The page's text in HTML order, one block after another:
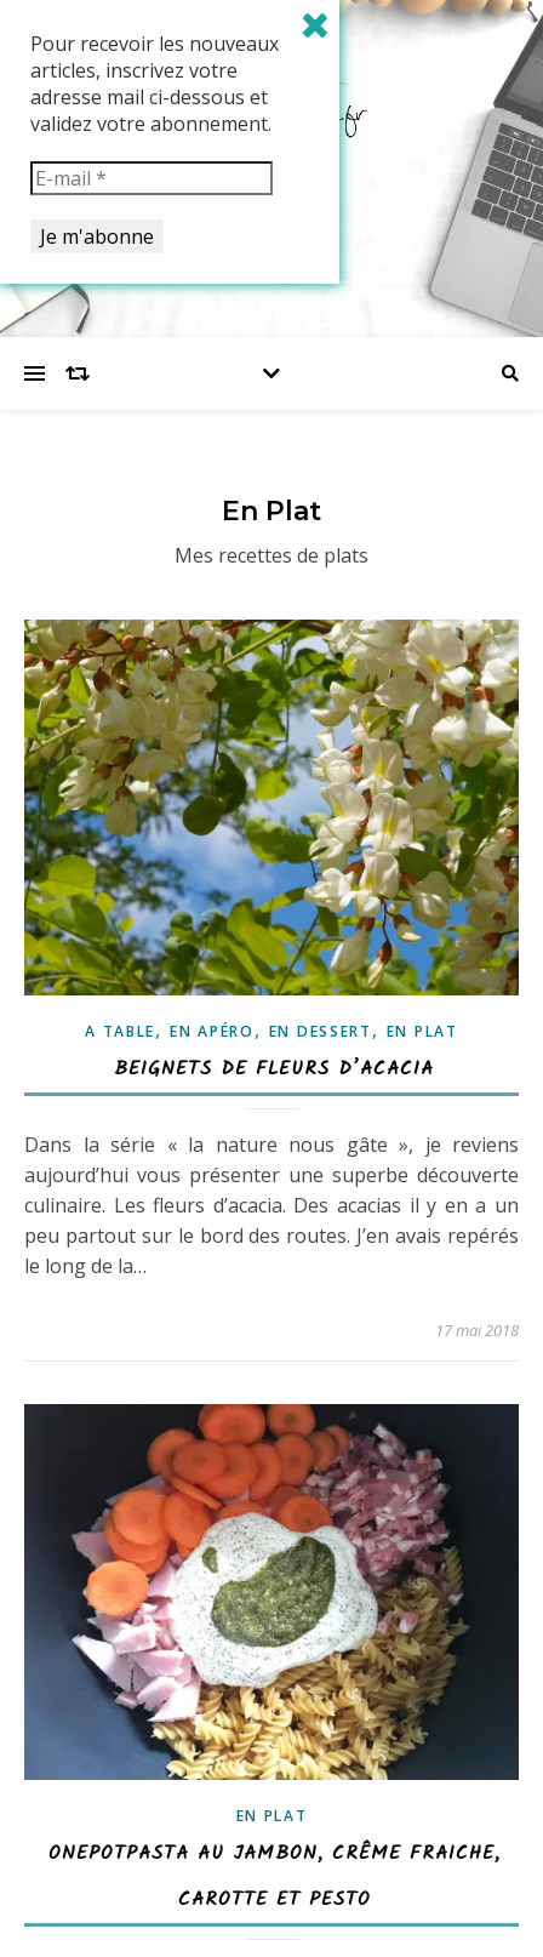
En Plat
Mes recettes de plats
A TABLE,EN APÉRO , EN DESSERT , EN PLAT
BEIGNETS DE FLEURS D’ACACIA
Dans la série « la nature nous gâte », je reviens
aujourd’hui vous présenter une superbe découverte
culinaire. Les fleurs d’acacia. Des acacias il y en a un
peu partout sur le bord des routes. J’en avais repérés
le long de la…
17 mai 2018
EN PLAT
ONEPOTPASTA AU JAMBON, CRÊME FRAICHE,
CAROTTE ET PESTO
Pour recevoir les nouveaux
articles, inscrivez votre
adresse mail ci-dessous et
validez votre abonnement.